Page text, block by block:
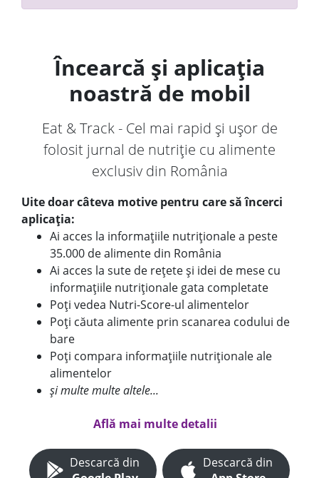
Încearcă și aplicația
noastră de mobil
Eat & Track - Cel mai rapid și ușor de
folosit jurnal de nutriție cu alimente
exclusiv din România
Uite doar câteva motive pentru care să încerci
aplicația:
Ai acces la informațiile nutriționale a peste
35.000 de alimente din România
Ai acces la sute de rețete și idei de mese cu
informațiile nutriționale gata completate
Poți vedea Nutri-Score-ul alimentelor
Poți căuta alimente prin scanarea codului de
bare
Poți compara informațiile nutriționale ale
alimentelor
și multe multe altele...
Află mai multe detalii
Descarcă din
Descarcă din